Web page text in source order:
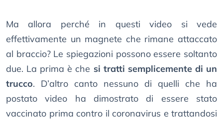
Ma allora perché in questi video si vede
effettivamente un magnete che rimane attaccato
al braccio? Le spiegazioni possono essere soltanto
due. La prima è che si tratti semplicemente di un
trucco. D’altro canto nessuno di quelli che ha
postato video ha dimostrato di essere stato
vaccinato prima contro il coronavirus e trattandosi